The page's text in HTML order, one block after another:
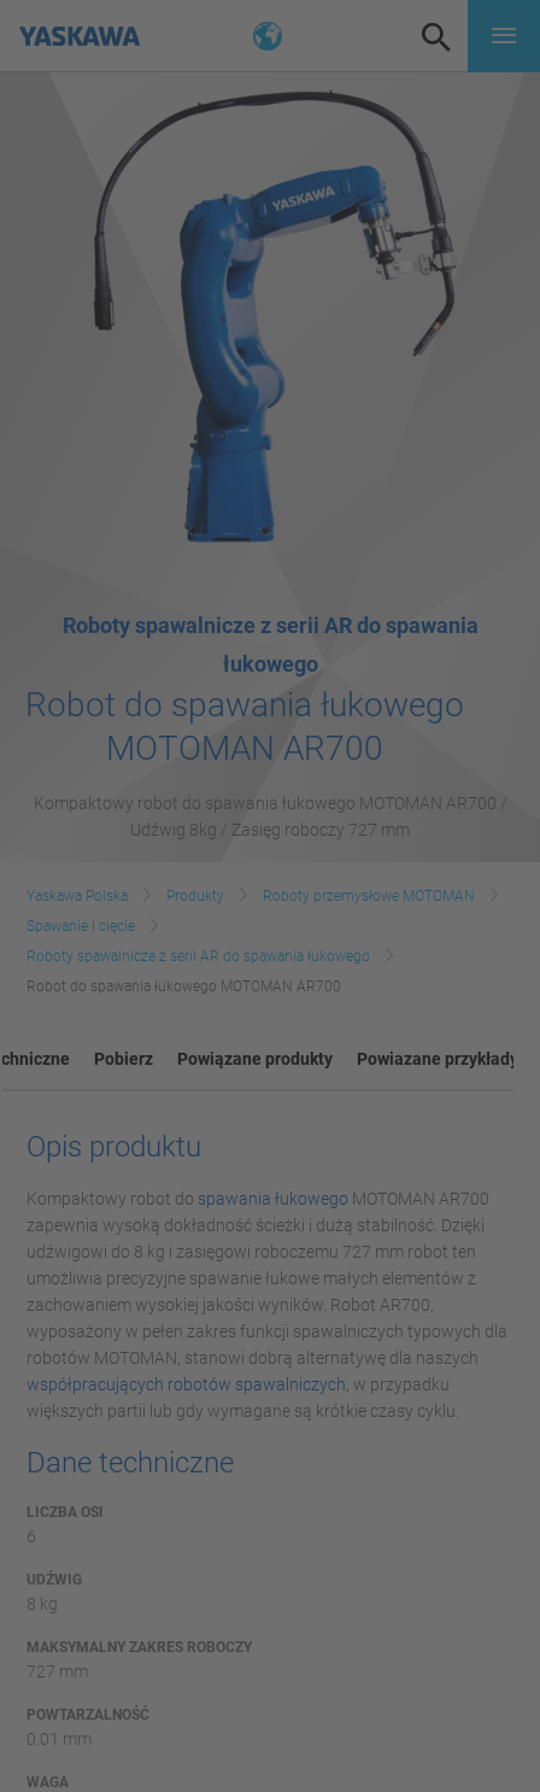
Roboty spawalnicze z serii AR do spawania
łukowego
Robot do spawania łukowego
MOTOMAN AR700
Kompaktowy robot do spawania łukowego MOTOMAN AR700 /
Udźwig 8kg / Zasięg roboczy 727 mm
Yaskawa Polska Produkty
Roboty przemysłowe MOTOMAN
Spawanie i cięcie
Roboty spawalnicze z serii AR do spawania łukowego
Robot do spawania łukowego MOTOMAN AR700
Pobierz Powiązane produkty Powiazane przykłady
Opis produktu
Kompaktowy robot do spawania łukowego MOTOMAN AR700
zapewnia wysoką dokładność ścieżki i dużą stabilność. Dzięki
udźwigowi do 8 kg i zasięgowi roboczemu 727 mm robot ten
umożliwia precyzyjne spawanie łukowe małych elementów z
zachowaniem wysokiej jakości wyników. Robot AR700,
wyposażony w pełen zakres funkcji spawalniczych typowych dla
robotów MOTOMAN, stanowi dobrą alternatywę dla naszych
współpracujących robotów spawalniczych , w przypadku
większych partii lub gdy wymagane są krótkie czasy cyklu.
Dane techniczne
LICZBA OSI
6
UDŹWIG
8 kg
MAKSYMALNY ZAKRES ROBOCZY
727 mm
POWTARZALNOŚĆ
0.01 mm
WAGA